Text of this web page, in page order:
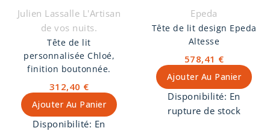
vis. Hauteur total de la
tête de lit : 100 cm.
Julien Lassalle L'Artisan
de vos nuits.
Tête de lit
personnalisée Chloé,
finition boutonnée.
312,40 €
Ajouter Au Panier
Disponibilité: En
Epeda
Tête de lit design Epeda
Altesse
578,41 €
Ajouter Au Panier
Disponibilité: En
rupture de stock